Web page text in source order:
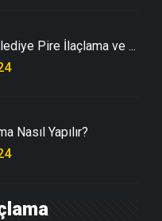
Pire İlaçlama ve ...
Nasıl Yapılır?